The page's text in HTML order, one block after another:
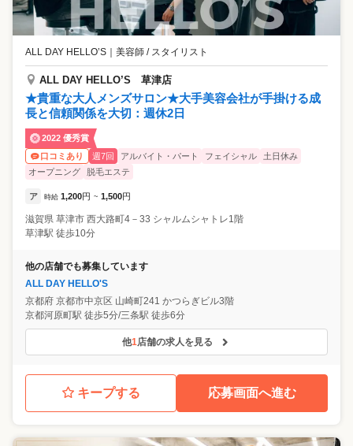
ALL DAY HELLO’S 美容師 / スタイリスト
ALL DAY HELLO’S 草津店
★貴重な大人メンズサロン★大手美容会社が手掛ける成
長と信頼関係を大切：週休2日
2022 優秀賞
口コミあり
週7回 アルバイト・パート フェイシャル
土日休み
オープニング
脱毛エステ
ア 時給 1,200円 ~ 1,500円
滋賀県 草津市 西大路町4－33 シャルムシャトレ1階
草津駅 徒歩10分
他の店舗でも募集しています
ALL DAY HELLO'S
京都府 京都市中京区 山崎町241 かつらぎビル3階
京都河原町駅 徒歩5分/三条駅 徒歩6分
他1店舗の求人を見る
キープする 応募画面へ進む